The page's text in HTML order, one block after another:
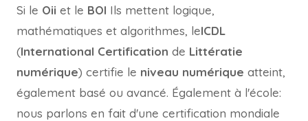
Si le Oii et le BOI Ils mettent logique,
mathématiques et algorithmes, leICDL
(International Certification de Littératie
numérique) certifie le niveau numérique atteint,
également basé ou avancé. Également à l'école:
nous parlons en fait d'une certification mondiale